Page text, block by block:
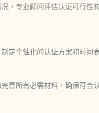
，专业顾问评估认证可行性
定个性化的认证方案和时间
善所有必需材料，确保符合